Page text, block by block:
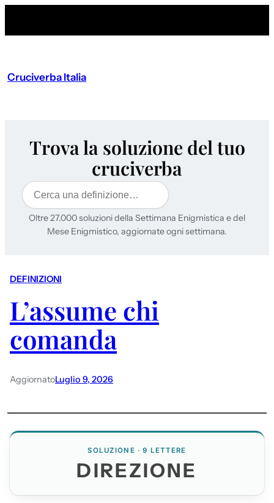
Cruciverba Italia
Trova la soluzione del tuo
cruciverba
Cerca
Oltre 27.000 soluzioni della Settimana Enigmistica e del
Mese Enigmistico, aggiornate ogni settimana.
DEFINIZIONI
L’assume chi
comanda
AggiornatoLuglio 9, 2026
SOLUZIONE · 9 LETTERE
DIREZIONE